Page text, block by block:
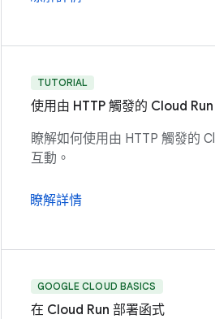
TUTORIAL
使用由 HTTP 觸發的 Cloud
瞭解如何使用由 HTTP 觸發的
互動。
瞭解詳情
GOOGLE CLOUD BASICS
在 Cloud Run 部署函式